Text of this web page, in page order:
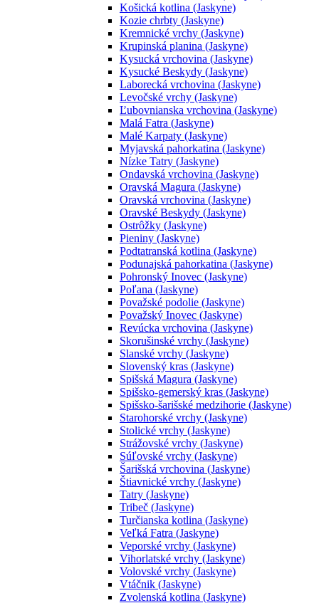
Košická kotlina (Jaskyne)
Kozie chrbty (Jaskyne)
Kremnické vrchy (Jaskyne)
Krupinská planina (Jaskyne)
Kysucká vrchovina (Jaskyne)
Kysucké Beskydy (Jaskyne)
Laborecká vrchovina (Jaskyne)
Levočské vrchy (Jaskyne)
Ľubovnianska vrchovina (Jaskyne)
Malá Fatra (Jaskyne)
Malé Karpaty (Jaskyne)
Myjavská pahorkatina (Jaskyne)
Nízke Tatry (Jaskyne)
Ondavská vrchovina (Jaskyne)
Oravská Magura (Jaskyne)
Oravská vrchovina (Jaskyne)
Oravské Beskydy (Jaskyne)
Ostrôžky (Jaskyne)
Pieniny (Jaskyne)
Podtatranská kotlina (Jaskyne)
Podunajská pahorkatina (Jaskyne)
Pohronský Inovec (Jaskyne)
Poľana (Jaskyne)
Považské podolie (Jaskyne)
Považský Inovec (Jaskyne)
Revúcka vrchovina (Jaskyne)
Skorušinské vrchy (Jaskyne)
Slanské vrchy (Jaskyne)
Slovenský kras (Jaskyne)
Spišská Magura (Jaskyne)
Spišsko-gemerský kras (Jaskyne)
Spišsko-šarišské medzihorie (Jaskyne)
Starohorské vrchy (Jaskyne)
Stolické vrchy (Jaskyne)
Strážovské vrchy (Jaskyne)
Súľovské vrchy (Jaskyne)
Šarišská vrchovina (Jaskyne)
Štiavnické vrchy (Jaskyne)
Tatry (Jaskyne)
Tribeč (Jaskyne)
Turčianska kotlina (Jaskyne)
Veľká Fatra (Jaskyne)
Veporské vrchy (Jaskyne)
Vihorlatské vrchy (Jaskyne)
Volovské vrchy (Jaskyne)
Vtáčnik (Jaskyne)
Zvolenská kotlina (Jaskyne)